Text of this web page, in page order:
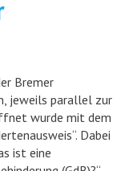
Bremer
jeweils parallel zur
wurde mit dem
Dabei
ist eine